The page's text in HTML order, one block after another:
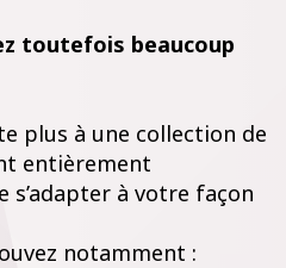
toutefois beaucoup
plus à une collection de
entièrement
s’adapter à votre façon
notamment :